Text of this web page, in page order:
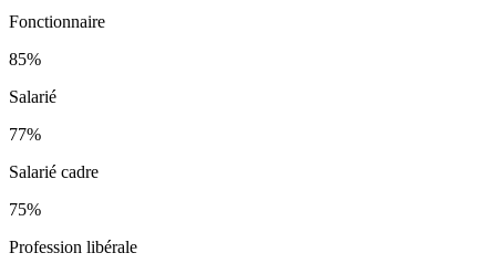
Fonctionnaire
85%
Salarié
77%
Salarié cadre
75%
Profession libérale